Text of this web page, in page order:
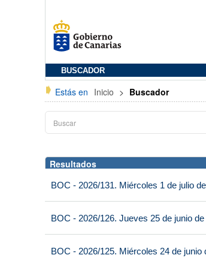
BUSCADOR
Estás en Inicio > Buscador
Resultados
BOC - 2026/131. Miércoles 1 de julio
BOC - 2026/126. Jueves 25 de junio de
BOC - 2026/125. Miércoles 24 de junio